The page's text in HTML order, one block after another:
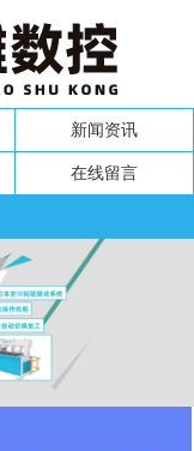
新闻资讯
在线留言